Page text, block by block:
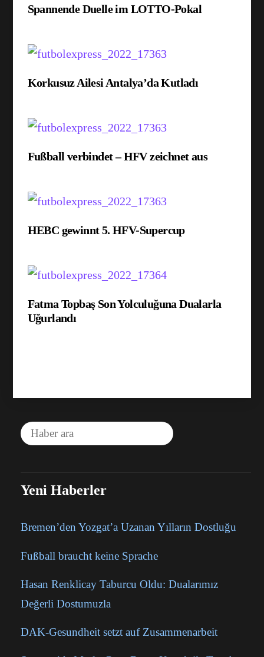
Spannende Duelle im LOTTO-Pokal
Korkusuz Ailesi Antalya’da Kutladı
Fußball verbindet – HFV zeichnet aus
HEBC gewinnt 5. HFV-Supercup
Fatma Topbaş Son Yolculuğuna Dualarla
Uğurlandı
Yeni Haberler
Bremen’den Yozgat’a Uzanan Yılların Dostluğu
Fußball braucht keine Sprache
Hasan Renklicay Taburcu Oldu: Dualarımız
Değerli Dostumuzla
DAK-Gesundheit setzt auf Zusammenarbeit